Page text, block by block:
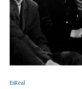
EsReal